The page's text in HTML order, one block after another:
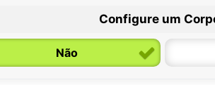
Configure um
Não